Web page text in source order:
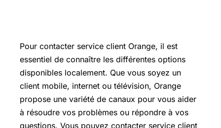
Pour contacter service client Orange, il est
essentiel de connaître les différentes options
disponibles localement. Que vous soyez un
client mobile, internet ou télévision, Orange
propose une variété de canaux pour vous aider
à résoudre vos problèmes ou répondre à vos
questions. Vous pouvez contacter service client